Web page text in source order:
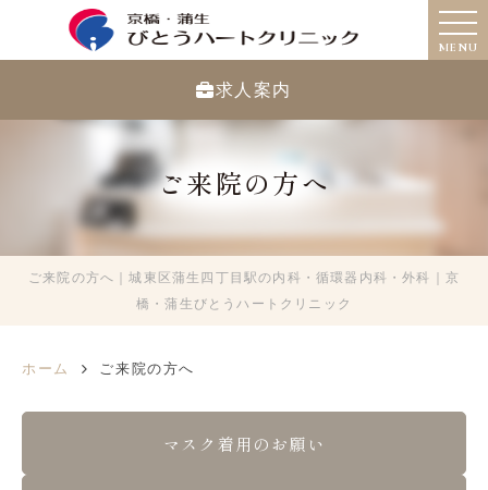
MENU
求人案内
ご来院の方へ
ご来院の方へ｜城東区蒲生四丁目駅の内科・循環器内科・外科｜京
橋・蒲生びとうハートクリニック
ホーム ご来院の方へ
マスク着用のお願い